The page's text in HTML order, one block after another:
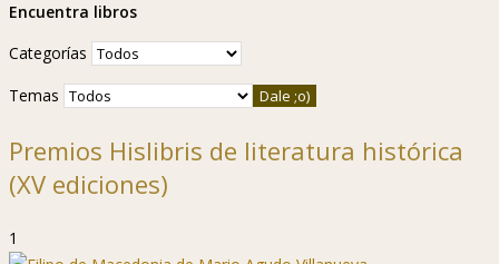
Encuentra libros
Categorías
Temas
Premios Hislibris de literatura histórica
(XV ediciones)
1